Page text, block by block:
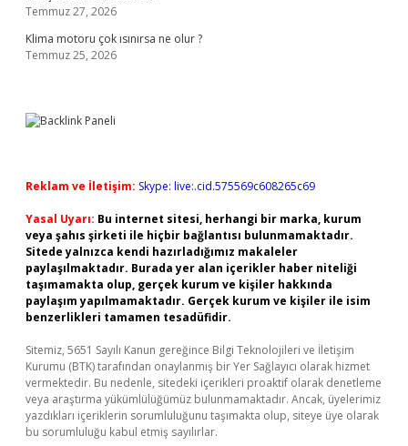
Temmuz 27, 2026
Klima motoru çok ısınırsa ne olur ?
Temmuz 25, 2026
Reklam ve İletişim: Skype: live:.cid.575569c608265c69
Yasal Uyarı: Bu internet sitesi, herhangi bir marka, kurum
veya şahıs şirketi ile hiçbir bağlantısı bulunmamaktadır.
Sitede yalnızca kendi hazırladığımız makaleler
paylaşılmaktadır. Burada yer alan içerikler haber niteliği
taşımamakta olup, gerçek kurum ve kişiler hakkında
paylaşım yapılmamaktadır. Gerçek kurum ve kişiler ile isim
benzerlikleri tamamen tesadüfidir.
Sitemiz, 5651 Sayılı Kanun gereğince Bilgi Teknolojileri ve İletişim
Kurumu (BTK) tarafından onaylanmış bir Yer Sağlayıcı olarak hizmet
vermektedir. Bu nedenle, sitedeki içerikleri proaktif olarak denetleme
veya araştırma yükümlülüğümüz bulunmamaktadır. Ancak, üyelerimiz
yazdıkları içeriklerin sorumluluğunu taşımakta olup, siteye üye olarak
bu sorumluluğu kabul etmiş sayılırlar.